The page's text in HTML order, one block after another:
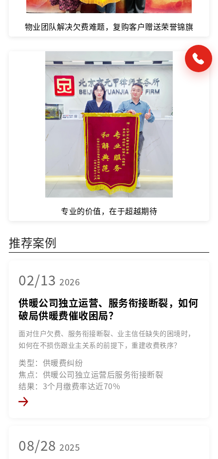
物业团队解决欠费难题，复购客户赠送荣誉锦旗
专业的价值，在于超越期待
推荐案例
02/13 2026
供暖公司独立运营、服务衔接断裂，如何
破局供暖费催收困局？
面对住户欠费、服务衔接断裂、业主信任缺失的困境时，
如何在不损伤跟业主关系的前提下，重建收费秩序？
类型：供暖费纠纷
焦点：供暖公司独立运营后服务衔接断裂
结果：3个月缴费率达近70%
08/28 2025